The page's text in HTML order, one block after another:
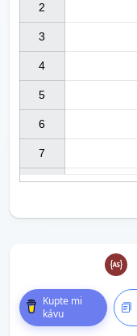
2
3
4
5
6
7
Kupte mi
kávu